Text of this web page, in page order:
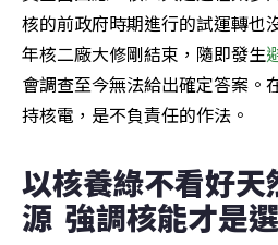
核的前政府時期進行的試運轉也
年核二廠大修剛結束，隨即發生
會調查至今無法給出確定答案。
持核電，是不負責任的作法。
以核養綠不看好
源  強調核能才是